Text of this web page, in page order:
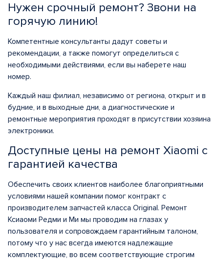
Нужен срочный ремонт? Звони на
горячую линию!
Компетентные консультанты дадут советы и
рекомендации, а также помогут определиться с
необходимыми действиями, если вы наберете наш
номер.
Каждый наш филиал, независимо от региона, открыт и в
будние, и в выходные дни, а диагностические и
ремонтные мероприятия проходят в присутствии хозяина
электроники.
Доступные цены на ремонт Xiaomi c
гарантией качества
Обеспечить своих клиентов наиболее благоприятными
условиями нашей компании помог контракт с
производителем запчастей класса Original. Ремонт
Ксиаоми Редми и Ми мы проводим на глазах у
пользователя и сопровождаем гарантийным талоном,
потому что у нас всегда имеются надлежащие
комплектующие, во всем соответствующие строгим